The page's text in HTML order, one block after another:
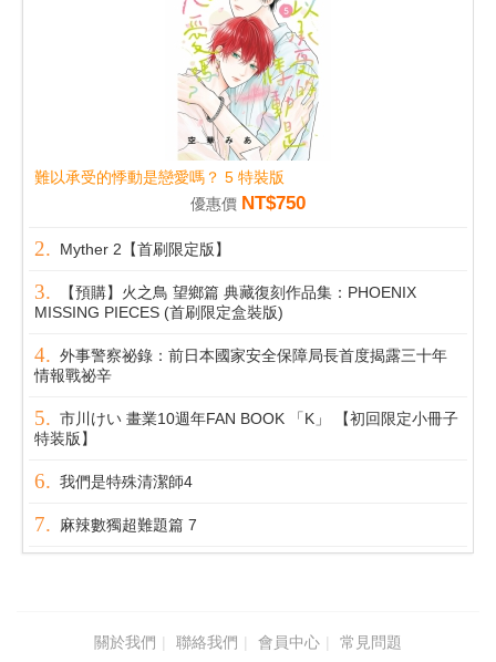
難以承受的悸動是戀愛嗎？ 5 特裝版
優惠價 NT$750
Myther 2【首刷限定版】
【預購】火之鳥 望鄉篇 典藏復刻作品集：PHOENIX
MISSING PIECES (首刷限定盒裝版)
外事警察祕錄：前日本國家安全保障局長首度揭露三十年
情報戰祕辛
市川けい 畫業10週年FAN BOOK 「K」 【初回限定小冊子
特装版】
我們是特殊清潔師4
麻辣數獨超難題篇 7
關於我們 聯絡我們 會員中心 常見問題